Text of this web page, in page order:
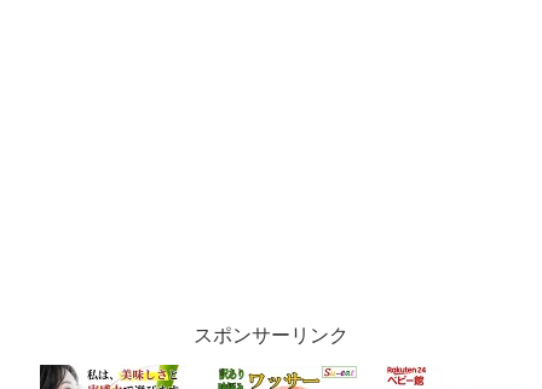
スポンサーリンク